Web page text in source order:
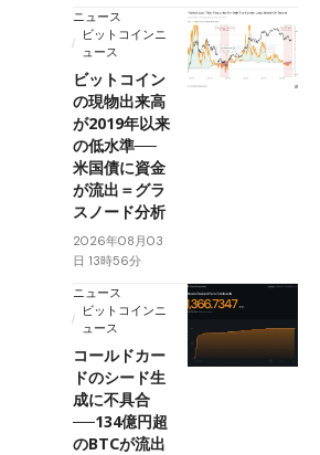
ニュース
ビットコインニ
ュース
ビットコイン
の現物出来高
が2019年以来
の低水準──
米国債に資金
が流出＝グラ
スノード分析
2026年08月03
日 13時56分
ニュース
ビットコインニ
ュース
コールドカー
ドのシード生
成に不具合
──134億円超
のBTCが流出